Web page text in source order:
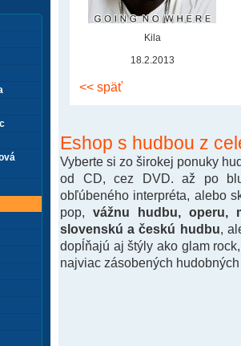
Kila
18.2.2013
<< späť
Eshop s hudbou z
Vyberte si zo širokej ponuky
od CD, cez DVD. až po
obľúbeného interpréta, alebo
pop, vážnu hudbu, operu,
slovenskú a českú hudbu ,
dopĺňajú aj štýly ako glam
najviac zásobených